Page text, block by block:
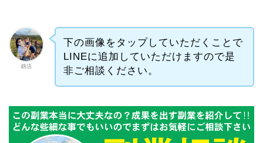
釼法
下の画像をタップしていただくことで
LINEに追加していただけますので是
非ご相談ください。